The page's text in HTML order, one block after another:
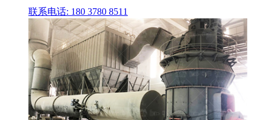
联系电话: 180 3780 8511